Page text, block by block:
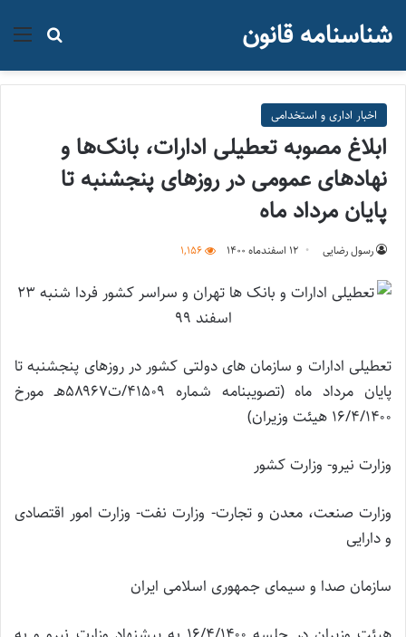
جستجو شناسنامه قانون
اخبار اداری و استخدامی
ابلاغ مصوبه تعطیلی ادارات، بانک‌ها و
نهادهای عمومی در روزهای پنجشنبه تا
پایان مرداد ماه
رسول رضایی ۱۲ اسفند‌ماه ۱۴۰۰ 1,156
تعطیلی ادارات و سازمان های دولتی کشور در روزهای پنجشنبه تا
پایان مرداد ماه (تصویبنامه شماره ۴۱۵۰۹/ت۵۸۹۶۷هـ مورخ
۱۶/۴/۱۴۰۰ هیئت وزیران)
وزارت نیرو- وزارت کشور
وزارت صنعت، معدن و تجارت- وزارت نفت- وزارت امور اقتصادی
و دارایی
سازمان صدا و سیمای جمهوری اسلامی ایران